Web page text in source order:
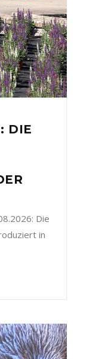
DIE
Die
in